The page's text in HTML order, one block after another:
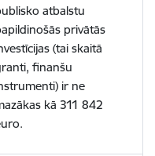
atbalstu
privātās
(tai skaitā
finanšu
ir ne
kā 311 842